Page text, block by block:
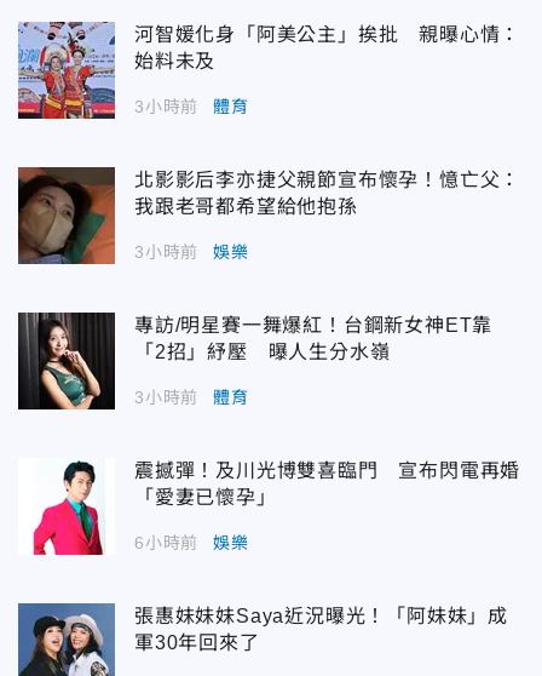
河智媛化身「阿美公主」挨批 親曝心情：
始料未及
3小時前 體育
北影影后李亦捷父親節宣布懷孕！憶亡父：
我跟老哥都希望給他抱孫
3小時前 娛樂
專訪/明星賽一舞爆紅！台鋼新女神ET靠
「2招」紓壓 曝人生分水嶺
3小時前 體育
震撼彈！及川光博雙喜臨門 宣布閃電再婚
「愛妻已懷孕」
6小時前 娛樂
張惠妹妹妹Saya近況曝光！「阿妹妹」成
軍30年回來了